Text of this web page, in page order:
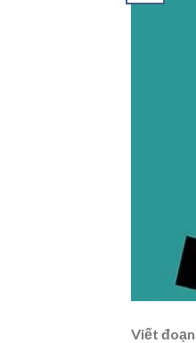
Viết